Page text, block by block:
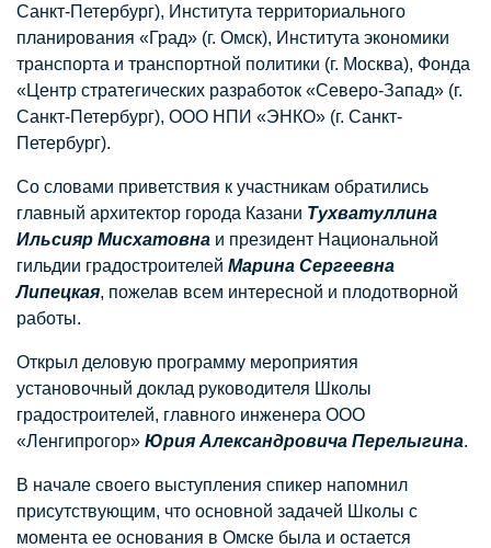
Санкт-Петербург), Института территориального
планирования «Град» (г. Омск), Института экономики
транспорта и транспортной политики (г. Москва), Фонда
«Центр стратегических разработок «Северо-Запад» (г.
Санкт-Петербург), ООО НПИ «ЭНКО» (г. Санкт-
Петербург).
Со словами приветствия к участникам обратились
главный архитектор города Казани Тухватуллина
Ильсияр Мисхатовна и президент Национальной
гильдии градостроителей Марина Сергеевна
Липецкая, пожелав всем интересной и плодотворной
работы.
Открыл деловую программу мероприятия
установочный доклад руководителя Школы
градостроителей, главного инженера ООО
«Ленгипрогор» Юрия Александровича Перелыгина.
В начале своего выступления спикер напомнил
присутствующим, что основной задачей Школы с
момента ее основания в Омске была и остается